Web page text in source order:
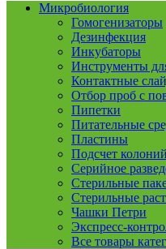
Микробиология
Гомогенизаторы
Дезинфекция
Инкубаторы
Инструменты
Контактные
Отбор проб с
Пипетки
Питательные
Пластины
Подсчет колоний
Серийное
Стерильные
Стерильные
Чашки Петри
Экспресс-
Все товары